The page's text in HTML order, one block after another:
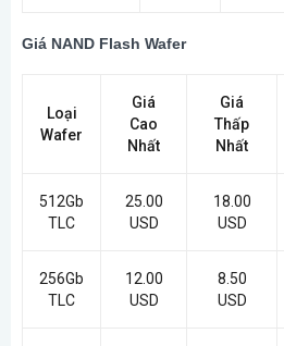
Giá NAND Flash Wafer
Loại
Wafer
Giá
Cao
Nhất
Giá
Thấp
Nhất
512Gb
TLC
25.00
USD
18.00
USD
256Gb
TLC
12.00
USD
8.50
USD